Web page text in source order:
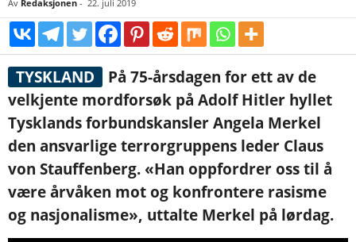
Av Redaksjonen - 22. juli 2019
TYSKLAND
På 75-årsdagen for ett av de
velkjente mordforsøk på Adolf Hitler hyllet
Tysklands forbundskansler Angela Merkel
den ansvarlige terrorgruppens leder Claus
von Stauffenberg. «Han oppfordrer oss til å
være årvåken mot og konfrontere rasisme
og nasjonalisme», uttalte Merkel på lørdag.